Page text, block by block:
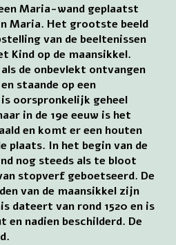
Maria-wand geplaatst
Maria. Het grootste beeld
van de beeltenissen
Kind op de maansikkel.
de onbevlekt ontvangen
staande op een
oorspronkelijk geheel
in de 19e eeuw is het
en komt er een houten
plaats. In het begin van de
nog steeds als te bloot
stopverf geboetseerd. De
van de maansikkel zijn
dateert van rond 1520 en is
en nadien beschilderd. De